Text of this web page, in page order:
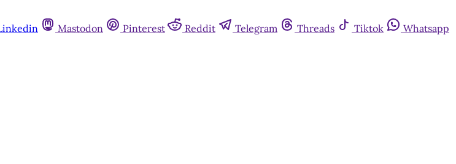
Mastodon Pinterest Reddit Telegram Threads Tiktok
Whatsapp